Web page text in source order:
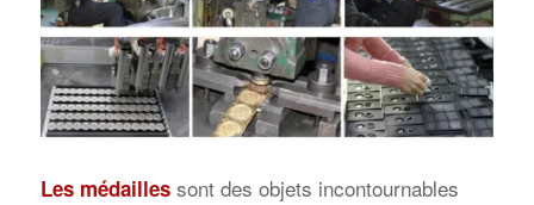
Les médaillessont des objets incontournables